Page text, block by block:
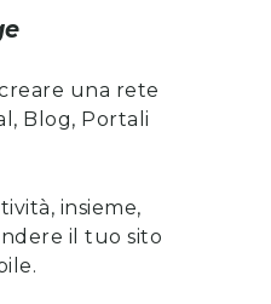
una rete
Blog, Portali
insieme,
il tuo sito